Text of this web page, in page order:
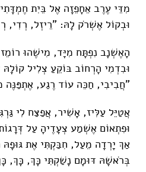
מִדֵּי עֶרֶב אֵחָפֵזָה אֶל בֵּיִת חֶמְדָּתִי
וּבְקוֹל אֶשְׁרֹק לָהּ: "רֵיזְל, רְדִי,
הָאֶשְׁנָב נִפְתָּח מִיָּד, מִישֶׁהוּ
וּבִדְמִי הָרְחוֹב בּוֹקֵעַ צְלִיל
"חֲבִיבִי, חַכֵּה עוֹד רֶגַע, אֶתְפַּנֶּה
אֲטַיֵּל עַלִּיז, אָשִׁיר, אֲפַצַּח לִי
וּפִתְאוֹם אֶשְׁמַע צְעָדֶיהָ עַל
אַךְ יָרְדָה מֵעַל, חִבַּקְתִּי אֶת גּוּפָהּ
בְּרֹאשָׁהּ דּוּמָם נָשַׁקְתִּי כָּךְ, כָּךְ,